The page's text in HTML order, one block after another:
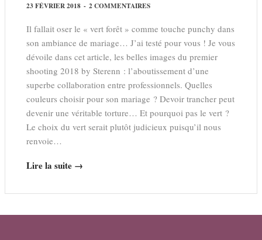
23 FÉVRIER 2018 - 2 COMMENTAIRES
Il fallait oser le « vert forêt » comme touche punchy dans
son ambiance de mariage… J’ai testé pour vous ! Je vous
dévoile dans cet article, les belles images du premier
shooting 2018 by Sterenn : l’aboutissement d’une
superbe collaboration entre professionnels. Quelles
couleurs choisir pour son mariage ? Devoir trancher peut
devenir une véritable torture… Et pourquoi pas le vert ?
Le choix du vert serait plutôt judicieux puisqu’il nous
renvoie…
Lire la suite →